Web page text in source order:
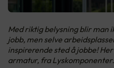
Med riktig belysning blir man
jobb, men selve
inspirerende sted å jobbe!
armatur, fra Lyskomponenter.